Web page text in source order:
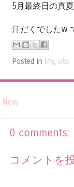
5月最終日の真
汗だくでしたw
Posted in life, oto
New
0 comments:
コメントを